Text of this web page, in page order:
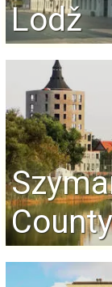
Lodž
County